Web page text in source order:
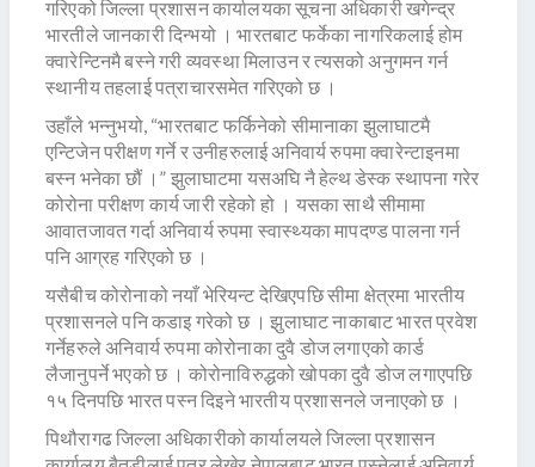
गरिएको जिल्ला प्रशासन कार्यालयका सूचना अधिकारी खगेन्द्र
भारतीले जानकारी दिन्भयो । भारतबाट फर्केका नागरिकलाई होम
क्वारेन्टिनमै बस्ने गरी व्यवस्था मिलाउन र त्यसको अनुगमन गर्न
स्थानीय तहलाई पत्राचारसमेत गरिएको छ ।
उहाँले भन्नुभयो, “भारतबाट फर्किनेको सीमानाका झुलाघाटमै
एन्टिजेन परीक्षण गर्ने र उनीहरुलाई अनिवार्य रुपमा क्वारेन्टाइनमा
बस्न भनेका छौं ।” झुलाघाटमा यसअघि नै हेल्थ डेस्क स्थापना गरेर
कोरोना परीक्षण कार्य जारी रहेको हो । यसका साथै सीमामा
आवातजावत गर्दा अनिवार्य रुपमा स्वास्थ्यका मापदण्ड पालना गर्न
पनि आग्रह गरिएको छ ।
यसैबीच कोरोनाको नयाँ भेरियन्ट देखिएपछि सीमा क्षेत्रमा भारतीय
प्रशासनले पनि कडाइ गरेको छ । झुलाघाट नाकाबाट भारत प्रवेश
गर्नेहरुले अनिवार्य रुपमा कोरोनाका दुवै डोज लगाएको कार्ड
लैजानुपर्ने भएको छ । कोरोनाविरुद्धको खोपका दुवै डोज लगाएपछि
१५ दिनपछि भारत पस्न दिइने भारतीय प्रशासनले जनाएको छ ।
पिथौरागढ जिल्ला अधिकारीको कार्यालयले जिल्ला प्रशासन